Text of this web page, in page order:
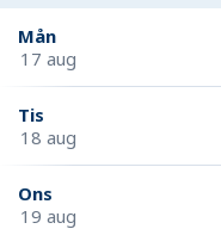
Mån
17 aug
Tis
18 aug
Ons
19 aug